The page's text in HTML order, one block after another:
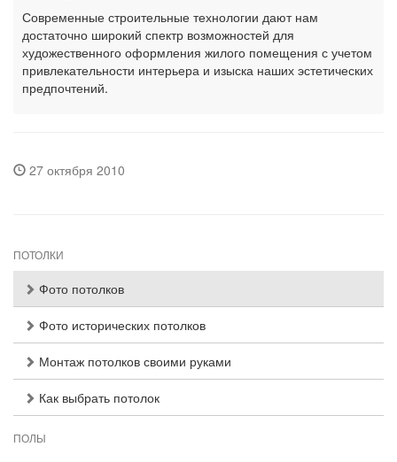
Современные строительные технологии дают нам
достаточно широкий спектр возможностей для
художественного оформления жилого помещения с учетом
привлекательности интерьера и изыска наших эстетических
предпочтений.
27 октября 2010
ПОТОЛКИ
Фото потолков
Фото исторических потолков
Монтаж потолков своими руками
Как выбрать потолок
ПОЛЫ